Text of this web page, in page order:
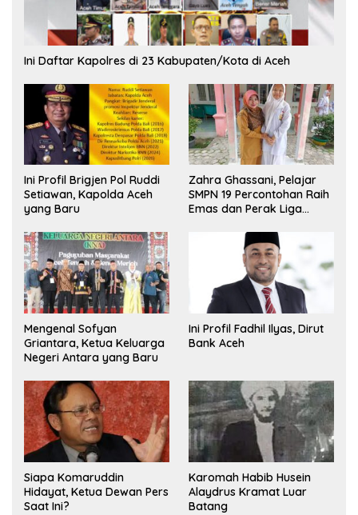
Ini Daftar Kapolres di 23 Kabupaten/Kota di Aceh
Ini Profil Brigjen Pol Ruddi
Setiawan, Kapolda Aceh
yang Baru
Zahra Ghassani, Pelajar
SMPN 19 Percontohan Raih
Emas dan Perak Liga
Mengenal Sofyan
Griantara, Ketua Keluarga
Negeri Antara yang Baru
Ini Profil Fadhil Ilyas, Dirut
Bank Aceh
Siapa Komaruddin
Hidayat, Ketua Dewan Pers
Saat Ini?
Karomah Habib Husein
Alaydrus Kramat Luar
Batang